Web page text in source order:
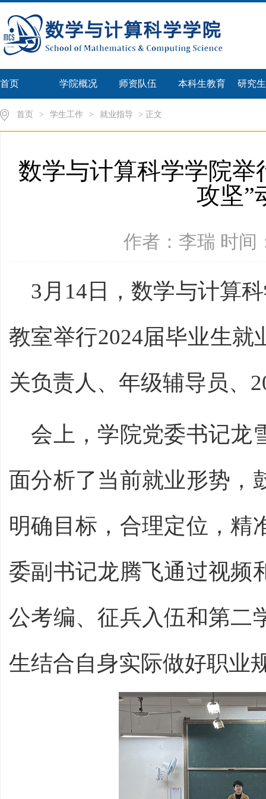
首页 学院概况 师资队伍 本科生教育 研究
首页 > 学生工作 > 就业指导 > 正文
数学与计算科学学院举
攻坚”
作者：李瑞 时间
3月14日，数学与计算
教室举行2024届毕业生就
关负责人、年级辅导员、
会上，学院党委书记龙
面分析了当前就业形势，
明确目标，合理定位，精
委副书记龙腾飞通过视频
公考编、征兵入伍和第二
生结合自身实际做好职业